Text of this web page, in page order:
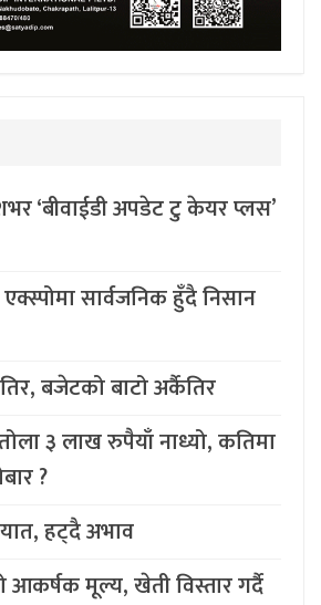
‘बीवाईडी अपडेट टु केयर प्लस’
एक्स्पोमा सार्वजनिक हुँदै निसान
बजेटको बाटो अर्कैतिर
३ लाख रुपैयाँ नाध्यो, कतिमा
?
हट्दै अभाव
आकर्षक मूल्य, खेती विस्तार गर्दै